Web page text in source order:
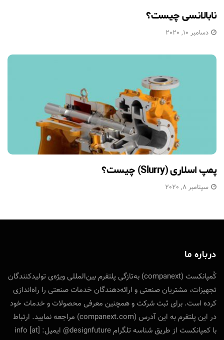
نابالانسی چیست؟
دسامبر 10, 2020
پمپ اسلاری (Slurry) چیست؟
سپتامبر 8, 2020
درباره ما
کُمپانکست (companext) به‌تازگی پلتفرم بین‌المللی ویژه‌ی تولید‌کنندگان
تجهیزات، مشتریان صنعتی و ارائه‌دهندگان خدمات صنعتی را راه‌اندازی
کرده است. برای ثبت شرکت و همچنین معرفی محصولات و خدمات خود
در این پلتفرم به این آدرس (companext.com) مراجعه نمایید. ارتباط
با کمپانکست از طریق شناسه تلگرام designfuture@ ایمیل: info [at]